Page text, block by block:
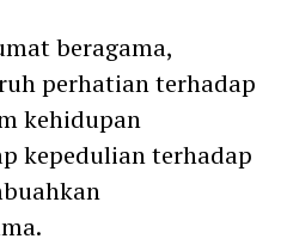
beragama,
perhatian terhadap
kehidupan
kepedulian terhadap